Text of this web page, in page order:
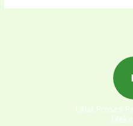
Lihat Proses